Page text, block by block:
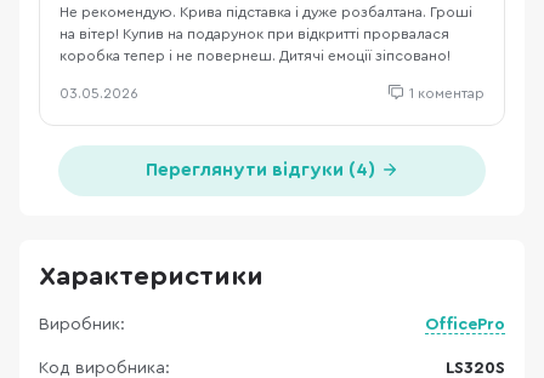
Не рекомендую. Крива підставка і дуже розбалтана. Гроші
на вітер! Купив на подарунок при відкритті прорвалася
коробка тепер і не повернеш. Дитячі емоції зіпсовано!
03.05.2026 1 коментар
Переглянути відгуки (4)
Характеристики
Виробник: OfficePro
Код виробника: LS320S